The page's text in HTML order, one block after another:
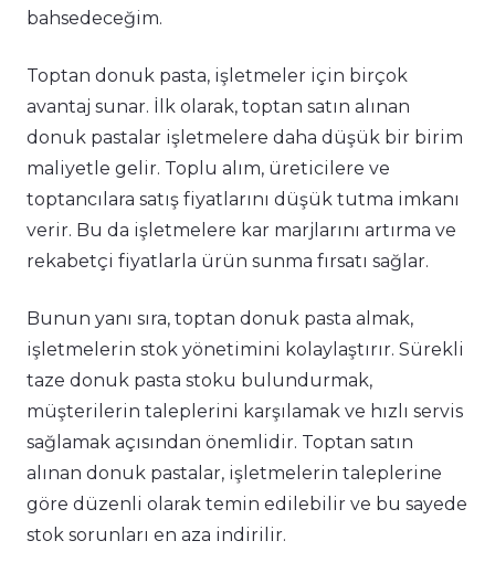
bahsedeceğim.
Toptan donuk pasta, işletmeler için birçok
avantaj sunar. İlk olarak, toptan satın alınan
donuk pastalar işletmelere daha düşük bir birim
maliyetle gelir. Toplu alım, üreticilere ve
toptancılara satış fiyatlarını düşük tutma imkanı
verir. Bu da işletmelere kar marjlarını artırma ve
rekabetçi fiyatlarla ürün sunma fırsatı sağlar.
Bunun yanı sıra, toptan donuk pasta almak,
işletmelerin stok yönetimini kolaylaştırır. Sürekli
taze donuk pasta stoku bulundurmak,
müşterilerin taleplerini karşılamak ve hızlı servis
sağlamak açısından önemlidir. Toptan satın
alınan donuk pastalar, işletmelerin taleplerine
göre düzenli olarak temin edilebilir ve bu sayede
stok sorunları en aza indirilir.